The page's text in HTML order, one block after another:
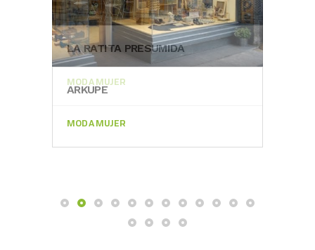
LA RATITA PRESUMIDA
MODA MUJER
ARKUPE
MODA MUJER